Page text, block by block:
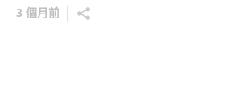
3 個月前